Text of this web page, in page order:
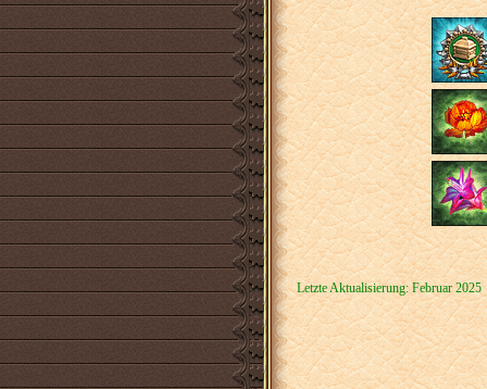
Letzte Aktualisierung: Februar 2025